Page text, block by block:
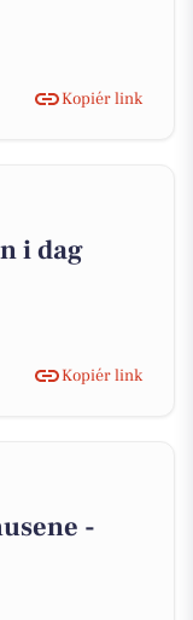
Kopiér link
i dag
Kopiér link
-